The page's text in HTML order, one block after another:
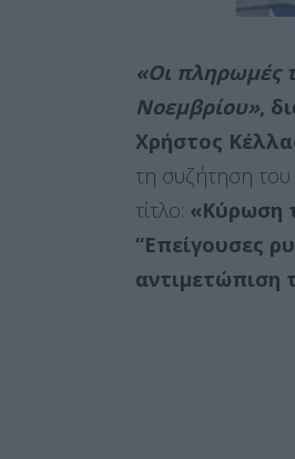
«Οι πληρωμές
Νοεμβρίου»,
Χρήστος
τη συζήτηση
τίτλο: «Κύρωση
“Επείγουσες
αντιμετώπιση